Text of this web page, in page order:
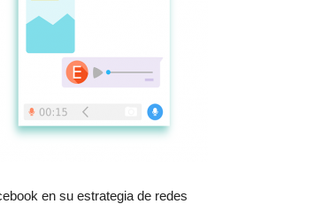
en su estrategia de redes